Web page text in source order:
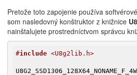
Pretože toto zapojenie používa
som nasledovný konštruktor z knižnice
nainštalujete prostredníctvom správcu
#include <U8g2lib.h>